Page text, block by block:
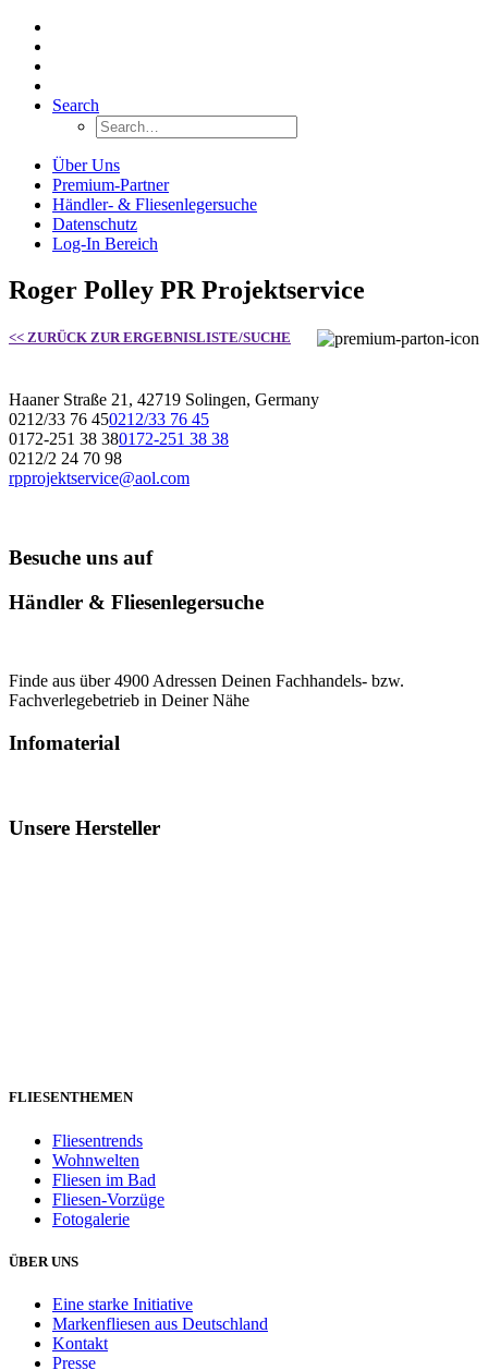
Search
Über Uns
Premium-Partner
Händler- & Fliesenlegersuche
Datenschutz
Log-In Bereich
Roger Polley PR Projektservice
<< ZURÜCK ZUR ERGEBNISLISTE/SUCHE
Haaner Straße 21, 42719 Solingen, Germany
0212/33 76 450212/33 76 45
0172-251 38 380172-251 38 38
0212/2 24 70 98
rpprojektservice@aol.com
Besuche uns auf
Händler & Fliesenlegersuche
Finde aus über 4900 Adressen Deinen Fachhandels- bzw.
Fachverlegebetrieb in Deiner Nähe
Infomaterial
Unsere Hersteller
FLIESENTHEMEN
Fliesentrends
Wohnwelten
Fliesen im Bad
Fliesen-Vorzüge
Fotogalerie
ÜBER UNS
Eine starke Initiative
Markenfliesen aus Deutschland
Kontakt
Presse